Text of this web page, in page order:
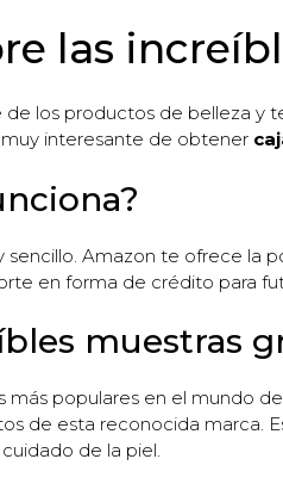
las
de los productos de belleza y
interesante de obtener
sencillo. Amazon te ofrece la
en forma de crédito para
muestras
más populares en el mundo
de esta reconocida marca.
de la piel.